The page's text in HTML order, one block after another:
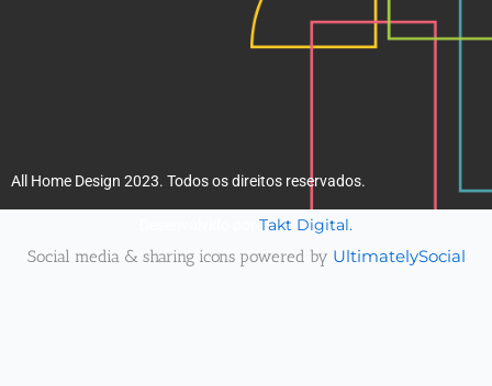
All Home Design 2023. Todos os direitos reservados.
Takt Digital.
Social media & sharing icons powered by UltimatelySocial